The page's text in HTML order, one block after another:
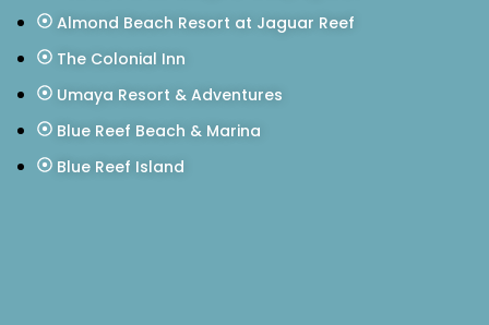
Almond Beach Resort at Jaguar Reef
The Colonial Inn
Umaya Resort & Adventures
Blue Reef Beach & Marina
Blue Reef Island